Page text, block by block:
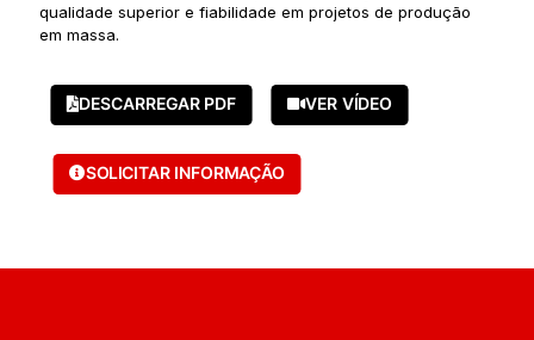
qualidade superior e fiabilidade em projetos de produção
em massa.
DESCARREGAR PDF VER VÍDEO
SOLICITAR INFORMAÇÃO